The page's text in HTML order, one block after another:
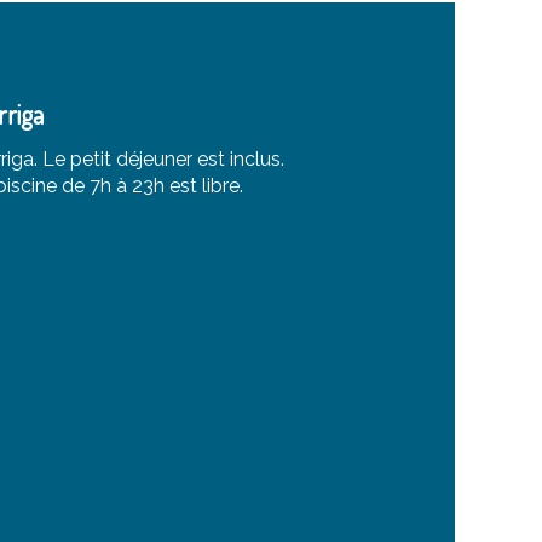
Le petit déjeuner est inclus.
de 7h à 23h est libre.